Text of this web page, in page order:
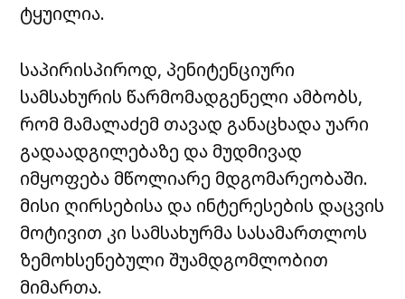
ტყუილია.
საპირისპიროდ, პენიტენციური
სამსახურის წარმომადგენელი ამბობს,
რომ მამალაძემ თავად განაცხადა უარი
გადაადგილებაზე და მუდმივად
იმყოფება მწოლიარე მდგომარეობაში.
მისი ღირსებისა და ინტერესების დაცვის
მოტივით კი სამსახურმა სასამართლოს
ზემოხსენებული შუამდგომლობით
მიმართა.